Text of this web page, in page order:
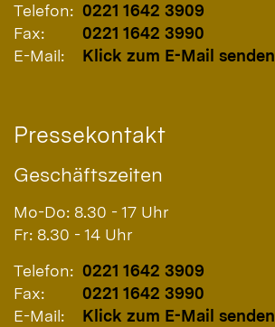
Telefon: 0221 1642 3909
Fax:
0221 1642 3990
E-Mail:
Klick zum E-Mail senden
Pressekontakt
Geschäftszeiten
Mo-Do: 8.30 - 17 Uhr
Fr: 8.30 - 14 Uhr
Telefon: 0221 1642 3909
Fax:
0221 1642 3990
E-Mail:
Klick zum E-Mail senden